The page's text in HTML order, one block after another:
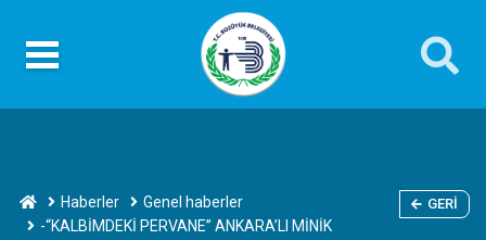
Haberler
Genel haberler
-“KALBİMDEKİ PERVANE” ANKARA’LI MİNİK
GERI